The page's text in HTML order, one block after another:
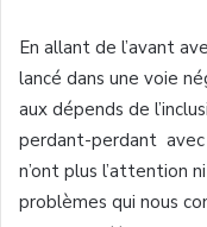
En allant de l’avant
lancé dans une voie
aux dépends de
perdant-perdant avec
n’ont plus l’attention
problèmes qui nous